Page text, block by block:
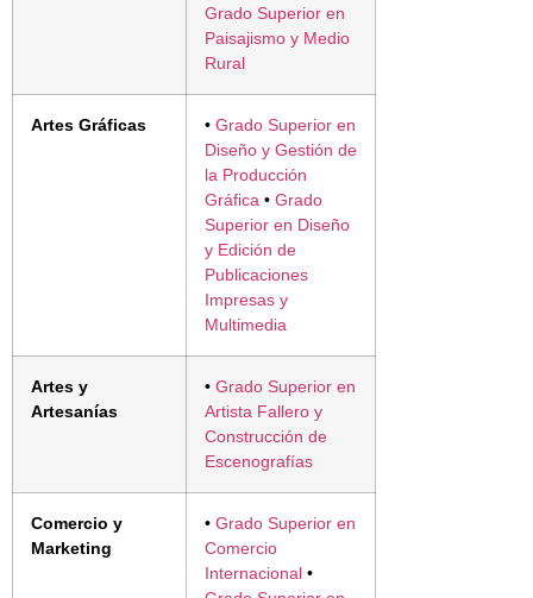
Grado Superior en
Paisajismo y Medio
Rural
Artes Gráficas • Grado Superior en
Diseño y Gestión de
la Producción
Gráfica • Grado
Superior en Diseño
y Edición de
Publicaciones
Impresas y
Multimedia
Artes y
Artesanías
• Grado Superior en
Artista Fallero y
Construcción de
Escenografías
Comercio y
Marketing
• Grado Superior en
Comercio
Internacional •